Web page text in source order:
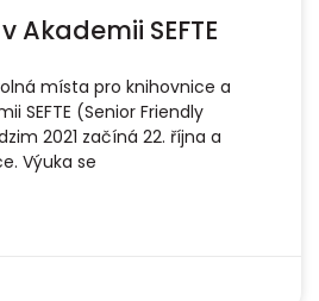
SEFTE
místa pro knihovnice a
SEFTE (Senior Friendly
2021 začíná 22. října a
Výuka se